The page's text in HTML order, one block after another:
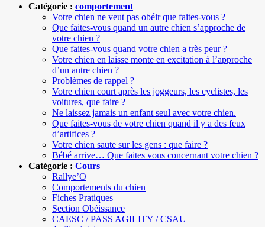
Catégorie : comportement
Votre chien ne veut pas obéir que faites-vous ?
Que faites-vous quand un autre chien s’approche de
votre chien ?
Que faites-vous quand votre chien a très peur ?
Votre chien en laisse monte en excitation à l’approche
d’un autre chien ?
Problèmes de rappel ?
Votre chien court après les joggeurs, les cyclistes, les
voitures, que faire ?
Ne laissez jamais un enfant seul avec votre chien.
Que faites-vous de votre chien quand il y a des feux
d’artifices ?
Votre chien saute sur les gens : que faire ?
Bébé arrive… Que faites vous concernant votre chien ?
Catégorie : Cours
Rallye’O
Comportements du chien
Fiches Pratiques
Section Obéissance
CAESC / PASS AGILITY / CSAU